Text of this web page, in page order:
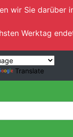
wir Sie darüber
Werktag
Translate